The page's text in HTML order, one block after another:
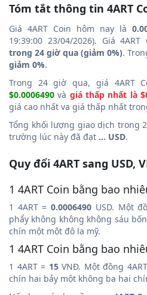
Tóm tắt thông tin 4ART
Giá 4ART Coin hôm nay là
19:39:00 23/04/2026). Giá
trong 24 giờ qua (giảm 0%).
giảm 0%.
Trong 24 giờ qua, giá 4ART
$0.0006490 và giá thấp nhất là
giá cao nhất va giá thấp nhất
Tổng khối lượng giao dịch trong
trường lúc này đã đạt ... USD.
Quy đổi 4ART sang USD,
1 4ART Coin bằng bao
1 4ART =0.0006490 USD. Một
phẩy không không không sáu
chín một một đô la mỹ.
1 4ART Coin bằng bao
1 4ART = 15VNĐ. Một đồng
chín hai bảy một không ba hai